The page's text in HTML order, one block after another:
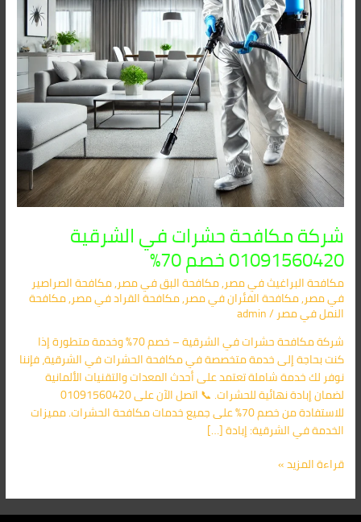
شركة مكافحة حشرات في الشرقية
01091560420 خصم 70%
مكافحة البراغيث​ في مصر,مكافحة البق​ في مصر,مكافحة الصراصير​
في مصر,مكافحة الفئران​ في مصر,مكافحة القراد​ في مصر,مكافحة
النمل​ في مصر/
admin
شركة مكافحة حشرات في الشرقية – خصم 70% وخدمة متطورة إذا
كنت بحاجة إلى خدمة متخصصة في مكافحة الحشرات في الشرقية، فإننا
نوفر لك خدمة شاملة تعتمد على أحدث المعدات والتقنيات الألمانية
لضمان إبادة نهائية للحشرات. 📞 اتصل الآن على 01091560420
للاستفادة من خصم 70% على جميع خدمات مكافحة الحشرات. مميزات
الخدمة في الشرقية: إبادة […]
قراءة المزيد »